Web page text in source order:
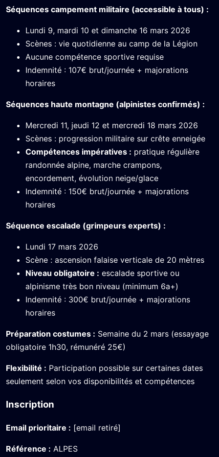
Séquences campement militaire (accessible à tous) :
Lundi 9, mardi 10 et dimanche 16 mars 2026
Scènes : vie quotidienne au camp de la Légion
Aucune compétence sportive requise
Indemnité : 107€ brut/journée + majorations
horaires
Séquences haute montagne (alpinistes confirmés) :
Mercredi 11, jeudi 12 et mercredi 18 mars 2026
Scènes : progression militaire sur crête enneigée
Compétences impératives : pratique régulière
randonnée alpine, marche crampons,
encordement, évolution neige/glace
Indemnité : 150€ brut/journée + majorations
horaires
Séquence escalade (grimpeurs experts) :
Lundi 17 mars 2026
Scène : ascension falaise verticale de 20 mètres
Niveau obligatoire : escalade sportive ou
alpinisme très bon niveau (minimum 6a+)
Indemnité : 300€ brut/journée + majorations
horaires
Préparation costumes : Semaine du 2 mars (essayage
obligatoire 1h30, rémunéré 25€)
Flexibilité : Participation possible sur certaines dates
seulement selon vos disponibilités et compétences
Inscription
Email prioritaire : [email retiré]
Référence : ALPES